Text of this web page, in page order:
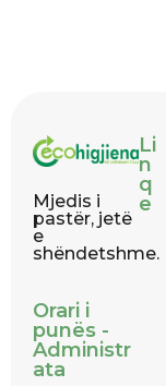
Mjedis i
pastër, jetë
e
shëndetshme.
Orari i
punës -
Administr
ata
Li
n
q
e